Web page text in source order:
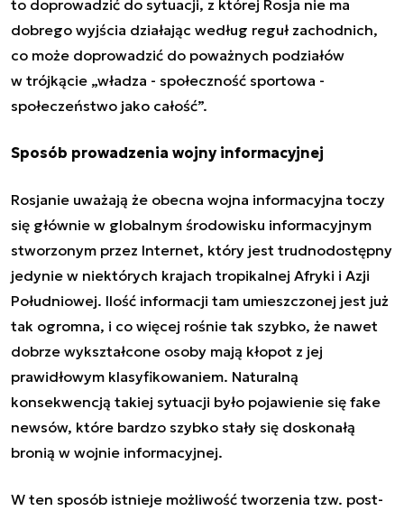
to doprowadzić do sytuacji, z której Rosja nie ma
dobrego wyjścia działając według reguł zachodnich,
co może doprowadzić do poważnych podziałów
w trójkącie „władza - społeczność sportowa -
społeczeństwo jako całość”.
Sposób prowadzenia wojny informacyjnej
Rosjanie uważają że obecna wojna informacyjna toczy
się głównie w globalnym środowisku informacyjnym
stworzonym przez Internet, który jest trudnodostępny
jedynie w niektórych krajach tropikalnej Afryki i Azji
Południowej. Ilość informacji tam umieszczonej jest już
tak ogromna, i co więcej rośnie tak szybko, że nawet
dobrze wykształcone osoby mają kłopot z jej
prawidłowym klasyfikowaniem. Naturalną
konsekwencją takiej sytuacji było pojawienie się fake
newsów, które bardzo szybko stały się doskonałą
bronią w wojnie informacyjnej.
W ten sposób istnieje możliwość tworzenia tzw. post-